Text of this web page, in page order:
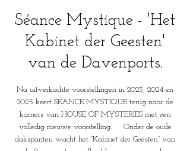
Séance Mystique - 'Het
Kabinet der Geesten'
van de Davenports.
Na uitverkochte voorstellingen in 2023, 2024 en
2025 keert SÉANCE MYSTIQUE terug naar de
kamers van HOUSE OF MYSTERIES met een
volledig nieuwe voorstelling. Onder de oude
dakspanten wacht het “Kabinet der Geesten” van